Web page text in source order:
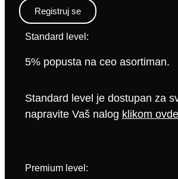
Registruj se
Standard level:
5% popusta na ceo asortiman.
Standard level je dostupan za
napravite Vaš nalog klikom ovde
Premium level: